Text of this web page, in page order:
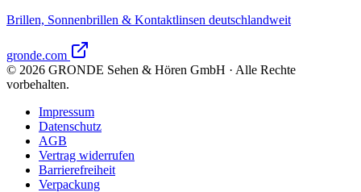
Brillen, Sonnenbrillen & Kontaktlinsen deutschlandweit
gronde.com
© 2026 GRONDE Sehen & Hören GmbH · Alle Rechte
vorbehalten.
Impressum
Datenschutz
AGB
Vertrag widerrufen
Barrierefreiheit
Verpackung